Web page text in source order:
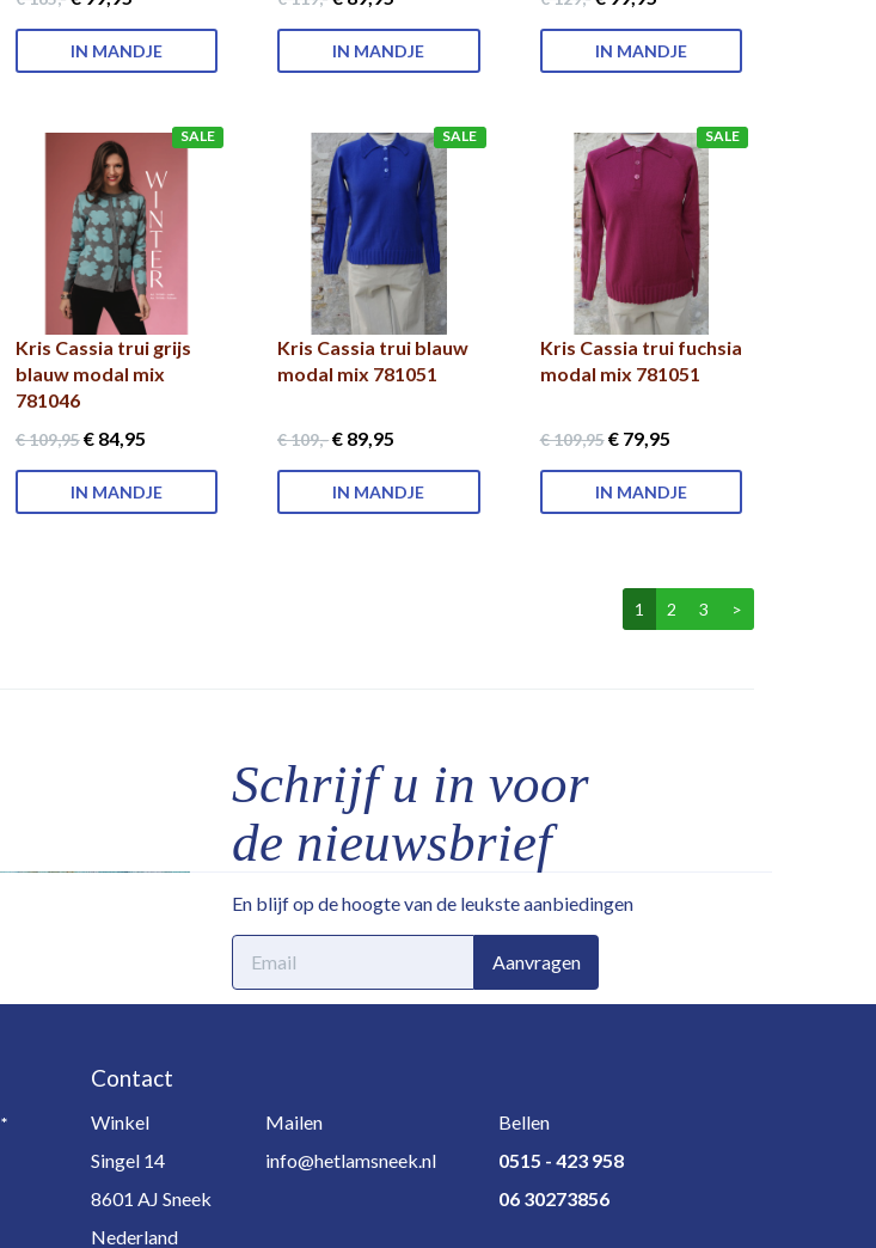
IN MANDJE IN MANDJE IN MANDJE
SALE
Kris Cassia trui grijs
blauw modal mix
781046
€ 109,95€ 84,95
IN MANDJE
SALE
Kris Cassia trui blauw
modal mix 781051
€ 109,-€ 89,95
IN MANDJE
SALE
Kris Cassia trui fuchsia
modal mix 781051
€ 109,95€ 79,95
IN MANDJE
1 2 3 >
Schrijf u in voor
de nieuwsbrief
En blijf op de hoogte van de leukste aanbiedingen
E-
mailadres
Aanvragen
*
Contact
Winkel
Singel 14
8601 AJ Sneek
Nederland
Mailen
info@hetlamsneek.nl
Bellen
0515 - 423 958
06 30273856